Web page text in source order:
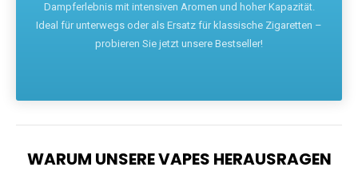
Dampferlebnis mit intensiven Aromen und hoher Kapazität.
Ideal für unterwegs oder als Ersatz für klassische Zigaretten –
probieren Sie jetzt unsere Bestseller!
WARUM UNSERE VAPES HERAUSRAGEN